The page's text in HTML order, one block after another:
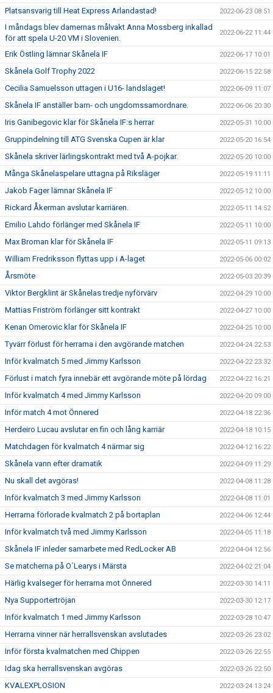
Platsansvarig till Heat Express Arlandastad! 2022-06-23 08:51
I måndags blev damernas målvakt Anna Mossberg inkallad
för att spela U-20 VM i Slovenien.
2022-06-22 11:44
Erik Östling lämnar Skånela IF 2022-06-17 10:01
Skånela Golf Trophy 2022 2022-06-15 22:58
Cecilia Samuelsson uttagen i U16- landslaget! 2022-06-09 11:07
Skånela IF anställer barn- och ungdomssamordnare. 2022-06-06 20:30
Iris Ganibegovic klar för Skånela IF:s herrar 2022-05-31 10:00
Gruppindelning till ATG Svenska Cupen är klar 2022-05-20 16:54
Skånela skriver lärlingskontrakt med två A-pojkar. 2022-05-20 10:00
Många Skånelaspelare uttagna på Riksläger 2022-05-19 11:11
Jakob Fager lämnar Skånela IF 2022-05-12 10:00
Rickard Åkerman avslutar karriären. 2022-05-11 14:52
Emilio Lahdo förlänger med Skånela IF 2022-05-11 10:00
Max Broman klar för Skånela IF 2022-05-11 09:13
William Fredriksson flyttas upp i A-laget 2022-05-06 00:02
Årsmöte 2022-05-03 20:39
Viktor Bergklint är Skånelas tredje nyförvärv 2022-04-29 10:00
Mattias Friström förlänger sitt kontrakt 2022-04-27 10:00
Kenan Omerovic klar för Skånela IF 2022-04-25 10:00
Tyvärr förlust för herrarna i den avgörande matchen 2022-04-24 22:53
Inför kvalmatch 5 med Jimmy Karlsson 2022-04-22 23:32
Förlust i match fyra innebär ett avgörande möte på lördag 2022-04-22 16:21
Inför kvalmatch 4 med Jimmy Karlsson 2022-04-20 09:00
Inför match 4 mot Önnered 2022-04-18 22:36
Herdeiro Lucau avslutar en fin och lång karriär 2022-04-18 10:15
Matchdagen för kvalmatch 4 närmar sig 2022-04-12 16:22
Skånela vann efter dramatik 2022-04-09 11:29
Nu skall det avgöras! 2022-04-08 11:28
Inför kvalmatch 3 med Jimmy Karlsson 2022-04-08 11:01
Herrarna förlorade kvalmatch 2 på bortaplan 2022-04-06 12:44
Inför kvalmatch två med Jimmy Karlsson 2022-04-05 11:18
Skånela IF inleder samarbete med RedLocker AB 2022-04-04 12:56
Se matcherna på O´Learys i Märsta 2022-04-02 21:04
Härlig kvalseger för herrarna mot Önnered 2022-03-30 14:11
Nya Supportertröjan 2022-03-30 12:17
Inför kvalmatch 1 med Jimmy Karlsson 2022-03-28 10:47
Herrarna vinner när herrallsvenskan avslutades 2022-03-26 23:02
Inför första kvalmatchen med Chippen 2022-03-26 22:55
Idag ska herrallsvenskan avgöras 2022-03-26 22:50
KVALEXPLOSION 2022-03-24 13:24